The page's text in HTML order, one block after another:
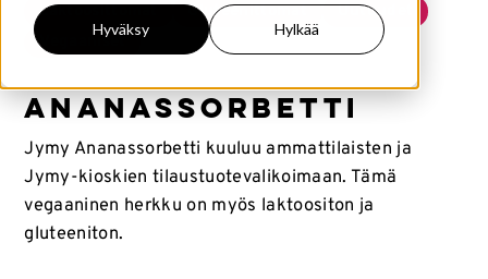
Hyväksy Hylkää
Laktoosittomat Gluteenittomat
Uutuudet
Vegaaniset
Ananassorbetti
Jymy Ananassorbetti kuuluu ammattilaisten ja
Jymy-kioskien tilaustuotevalikoimaan. Tämä
vegaaninen herkku on myös laktoositon ja
gluteeniton.